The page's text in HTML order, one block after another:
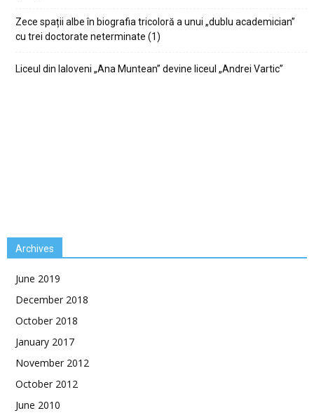
Zece spații albe în biografia tricoloră a unui „dublu academician”
cu trei doctorate neterminate (1)
Liceul din Ialoveni „Ana Muntean” devine liceul „Andrei Vartic”
Archives
June 2019
December 2018
October 2018
January 2017
November 2012
October 2012
June 2010